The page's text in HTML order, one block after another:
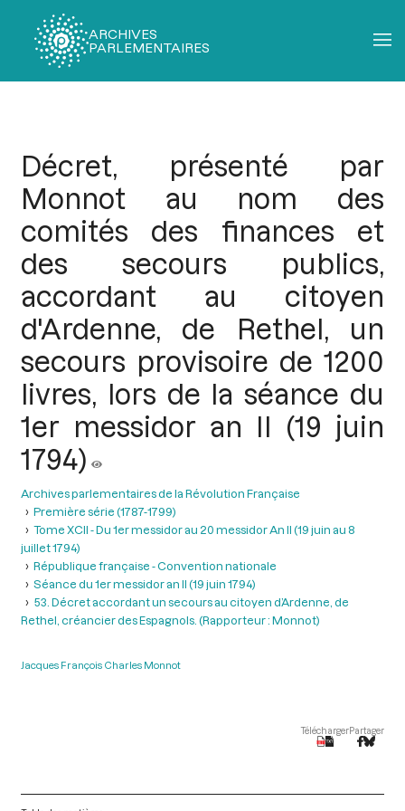
ARCHIVES
PARLEMENTAIRES
Décret, présenté par
Monnot au nom des
comités des finances et
des secours publics,
accordant au citoyen
d'Ardenne, de Rethel, un
secours provisoire de 1200
livres, lors de la séance du
1er messidor an II (19 juin
1794)
Archives parlementaires de la Révolution Française
Première série (1787-1799)
Tome XCII - Du 1er messidor au 20 messidor An II (19 juin au 8
juillet 1794)
République française - Convention nationale
Séance du 1er messidor an II (19 juin 1794)
53. Décret accordant un secours au citoyen d’Ardenne, de
Rethel, créancier des Espagnols. (Rapporteur : Monnot)
Jacques François Charles Monnot
TéléchargerPartager